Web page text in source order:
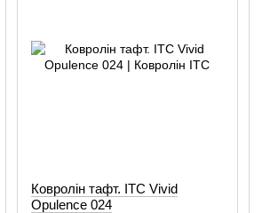
Ковролін тафт. ITC Vivid
Opulence 024